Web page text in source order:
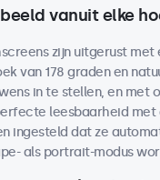
vanuit elke
zijn uitgerust
van 178 graden en
in te stellen, en
leesbaarheid met
ingesteld dat ze
als portrait-modus